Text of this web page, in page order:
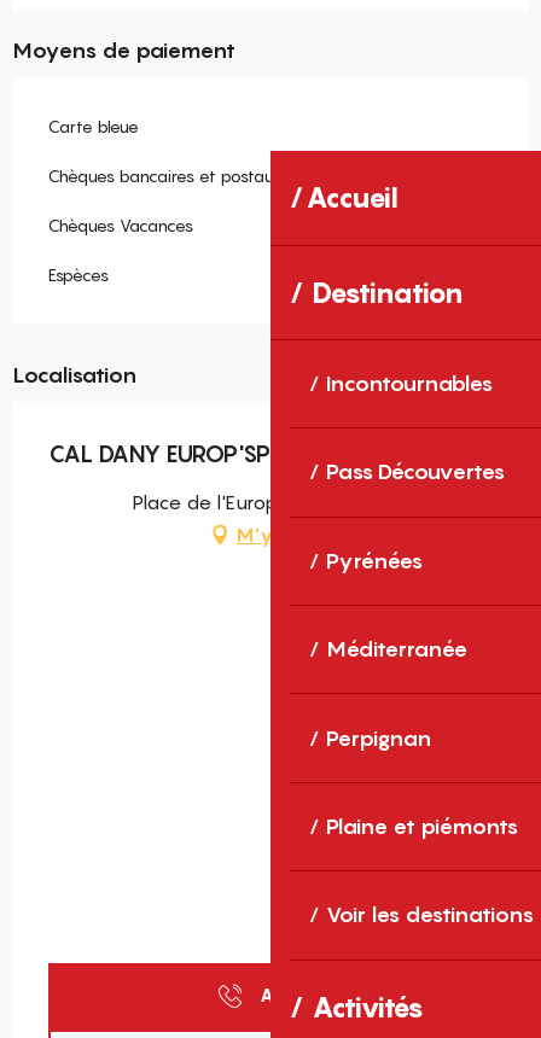
Accueil
Destination
Incontournables
Pass Découvertes
Pyrénées
Méditerranée
Perpignan
Plaine et piémonts
Voir les destinations
Activités
Moyens de paiement
Carte bleue
Chèques bancaires et postaux
Chèques Vacances
Espèces
Localisation
CAL DANY EUROP'SPORT
Place de l'Europe, 66800 Eyne
M'y rendre
Appeler